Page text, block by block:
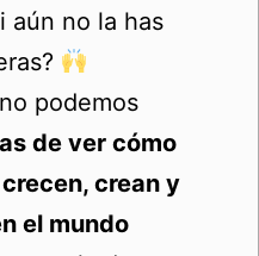
aún no la has
no podemos
de ver cómo
crean y
el mundo